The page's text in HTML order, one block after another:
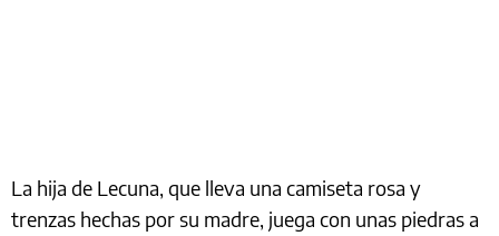
La hija de Lecuna, que lleva una camiseta rosa y
trenzas hechas por su madre, juega con unas piedras a